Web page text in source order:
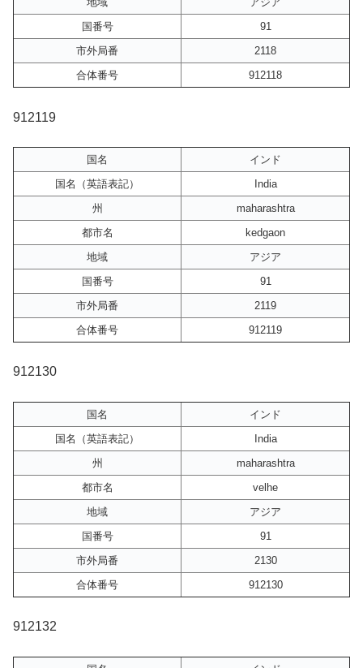
国番号
91
市外局番
2118
合体番号
912118
912119
国名
インド
国名（英語表記）
India
州
maharashtra
都市名
kedgaon
地域
アジア
国番号
91
市外局番
2119
合体番号
912119
912130
国名
インド
国名（英語表記）
India
州
maharashtra
都市名
velhe
地域
アジア
国番号
91
市外局番
2130
合体番号
912130
912132